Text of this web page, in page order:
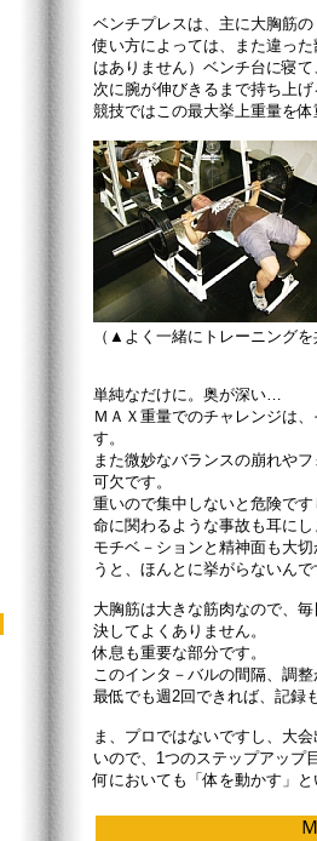
ベンチプレスは、主に大胸筋
使い方によっては、また違っ
はありません）ベンチ台に寝
次に腕が伸びきるまで持ち上
競技ではこの最大挙上重量を
（▲よく一緒にトレーニング
単純なだけに。奥が深い…
ＭＡＸ重量でのチャレンジは
す。
また微妙なバランスの崩れや
可欠です。
重いので集中しないと危険です
命に関わるような事故も耳にし
モチベ－ションと精神面も大
うと、ほんとに挙がらないんで
大胸筋は大きな筋肉なので、
決してよくありません。
休息も重要な部分です。
このインタ－バルの間隔、調
最低でも週2回できれば、記録
ま、プロではないですし、大
いので、1つのステップアップ
何においても「体を動かす」